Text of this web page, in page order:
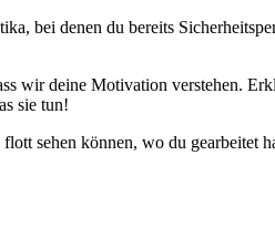
bei denen du bereits
wir deine Motivation verstehen.
sie tun!
sehen können, wo du gearbeitet